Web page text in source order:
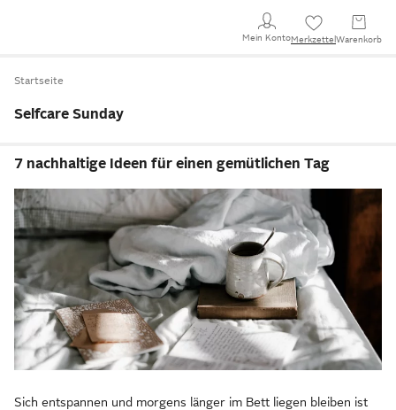
Mein KontoMerkzettel Warenkorb
Startseite
Selfcare Sunday
7 nachhaltige Ideen für einen gemütlichen Tag
Sich entspannen und morgens länger im Bett liegen bleiben ist